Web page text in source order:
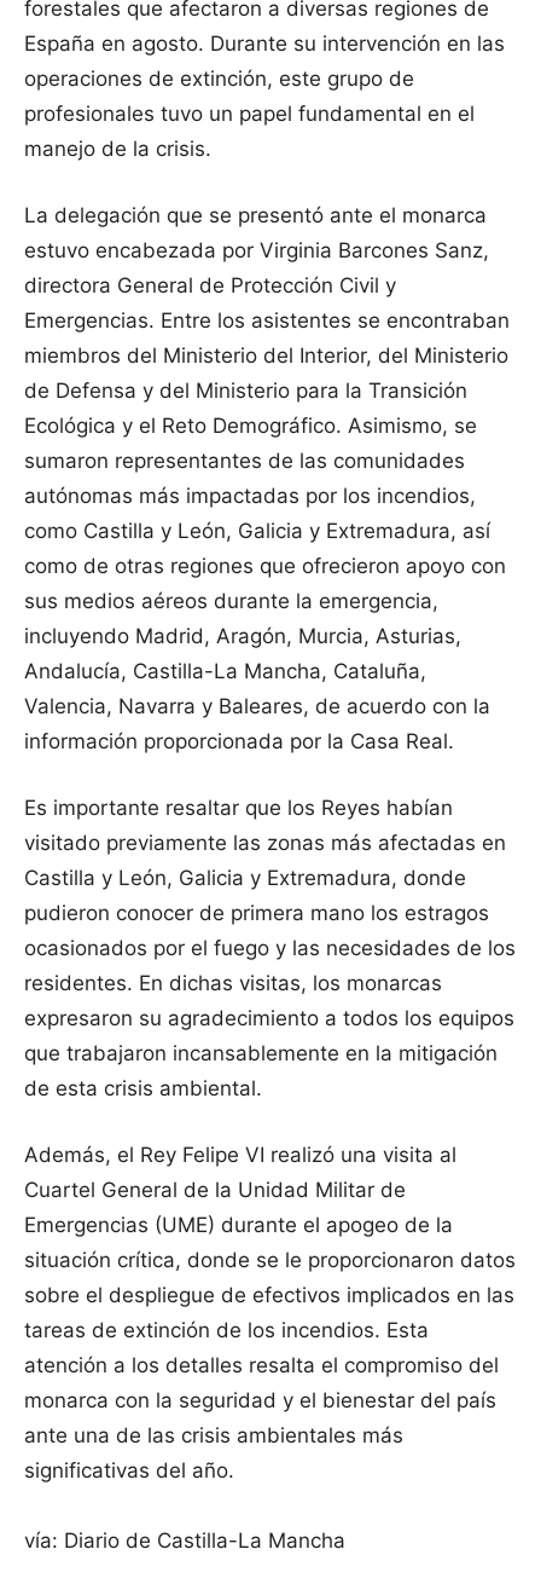
forestales que afectaron a diversas regiones de
España en agosto. Durante su intervención en las
operaciones de extinción, este grupo de
profesionales tuvo un papel fundamental en el
manejo de la crisis.
La delegación que se presentó ante el monarca
estuvo encabezada por Virginia Barcones Sanz,
directora General de Protección Civil y
Emergencias. Entre los asistentes se encontraban
miembros del Ministerio del Interior, del Ministerio
de Defensa y del Ministerio para la Transición
Ecológica y el Reto Demográfico. Asimismo, se
sumaron representantes de las comunidades
autónomas más impactadas por los incendios,
como Castilla y León, Galicia y Extremadura, así
como de otras regiones que ofrecieron apoyo con
sus medios aéreos durante la emergencia,
incluyendo Madrid, Aragón, Murcia, Asturias,
Andalucía, Castilla-La Mancha, Cataluña,
Valencia, Navarra y Baleares, de acuerdo con la
información proporcionada por la Casa Real.
Es importante resaltar que los Reyes habían
visitado previamente las zonas más afectadas en
Castilla y León, Galicia y Extremadura, donde
pudieron conocer de primera mano los estragos
ocasionados por el fuego y las necesidades de los
residentes. En dichas visitas, los monarcas
expresaron su agradecimiento a todos los equipos
que trabajaron incansablemente en la mitigación
de esta crisis ambiental.
Además, el Rey Felipe VI realizó una visita al
Cuartel General de la Unidad Militar de
Emergencias (UME) durante el apogeo de la
situación crítica, donde se le proporcionaron datos
sobre el despliegue de efectivos implicados en las
tareas de extinción de los incendios. Esta
atención a los detalles resalta el compromiso del
monarca con la seguridad y el bienestar del país
ante una de las crisis ambientales más
significativas del año.
vía: Diario de Castilla-La Mancha